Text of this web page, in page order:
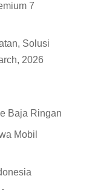
7
Solusi
2026
Baja Ringan
Mobil